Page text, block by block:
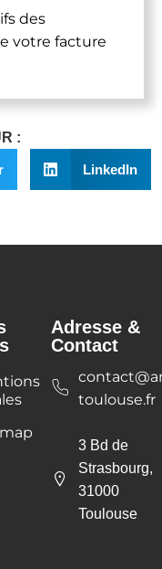
des
votre facture
:
LinkedIn
Adresse &
Contact
toulouse.fr
3 Bd de
Strasbourg,
31000
Toulouse